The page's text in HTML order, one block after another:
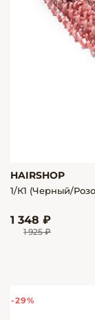
HAIRSHOP
1/К1 (Черный/
1 348 ₽
1 925 ₽
-29%